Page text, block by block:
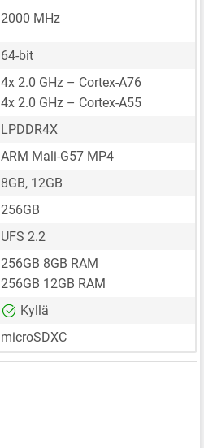
2000 MHz
64-bit
4x 2.0 GHz – Cortex-A76
4x 2.0 GHz – Cortex-A55
LPDDR4X
ARM Mali-G57 MP4
8GB, 12GB
256GB
UFS 2.2
256GB 8GB RAM
256GB 12GB RAM
Kyllä
microSDXC